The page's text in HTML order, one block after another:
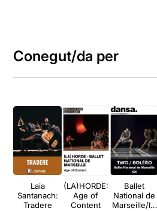
Conegut/da per
Laia
Santanach:
Tradere
(LA)HORDE:
Age of
Content
Ballet
National de
Marseille/IC